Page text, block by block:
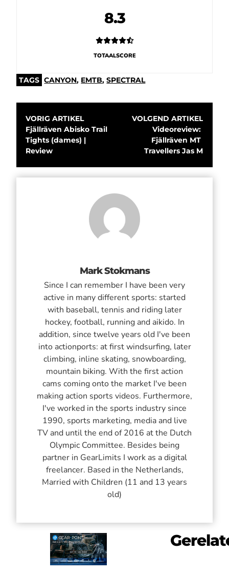
8.3
TOTAALSCORE
TAGS CANYON, EMTB,SPECTRAL
VORIG ARTIKEL
Fjällräven Abisko Trail
Tights (dames) |
Review
VOLGEND ARTIKEL
Videoreview:
Fjällräven MT
Travellers Jas M
Mark Stokmans
Since I can remember I have been very
active in many different sports: started
with baseball, tennis and riding later
hockey, football, running and aikido. In
addition, since twelve years old I've been
into actionports: at first windsurfing, later
climbing, inline skating, snowboarding,
mountain biking. With the first action
cams coming onto the market I've been
making action sports videos. Furthermore,
I've worked in the sports industry since
1990, sports marketing, media and live
TV and until the end of 2016 at the Dutch
Olympic Committee. Besides being
partner in GearLimits I work as a digital
freelancer. Based in the Netherlands,
Married with Children (11 and 13 years
old)